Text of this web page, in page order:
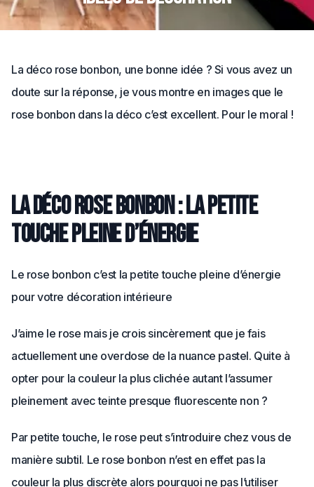
La déco rose bonbon, une bonne idée ? Si vous avez un
doute sur la réponse, je vous montre en images que le
rose bonbon dans la déco c’est excellent. Pour le moral !
La déco rose bonbon : la petite
touche pleine d’énergie
Le rose bonbon c’est la petite touche pleine d’énergie
pour votre décoration intérieure
J’aime le rose mais je crois sincèrement que je fais
actuellement une overdose de la nuance pastel. Quite à
opter pour la couleur la plus clichée autant l’assumer
pleinement avec teinte presque fluorescente non ?
Par petite touche, le rose peut s’introduire chez vous de
manière subtil. Le rose bonbon n’est en effet pas la
couleur la plus discrète alors pourquoi ne pas l’utiliser